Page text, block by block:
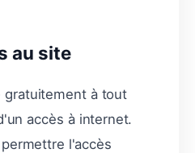
au site
gratuitement à tout
accès à internet.
l'accès